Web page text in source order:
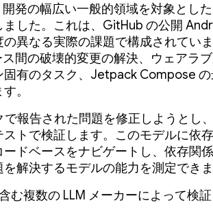
発の幅広い一般的領域を対象とし
ました。これは、GitHub の公開
の異なる実際の課題で構成されてい
間の破壊的変更の解決、ウェアラ
固有のタスク、Jetpack Compose
。
報告された問題を修正しようとし
トで検証します。このモデルに依
ドベースをナビゲートし、依存関
解決するモデルの能力を測定できま
む複数の LLM メーカーによって検